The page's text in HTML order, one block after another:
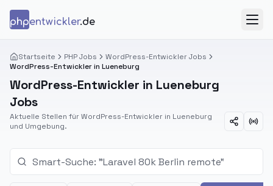
phpentwickler.de
Startseite PHP Jobs
WordPress-Entwickler Jobs
WordPress-Entwickler in Lueneburg
WordPress-Entwickler in Lueneburg
Jobs
Aktuelle Stellen für WordPress-Entwickler in Lueneburg
und Umgebung.